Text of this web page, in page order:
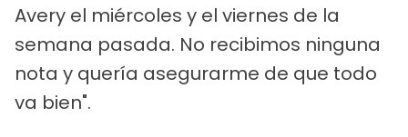
Avery el miércoles y el viernes de la
semana pasada. No recibimos ninguna
nota y quería asegurarme de que todo
va bien".